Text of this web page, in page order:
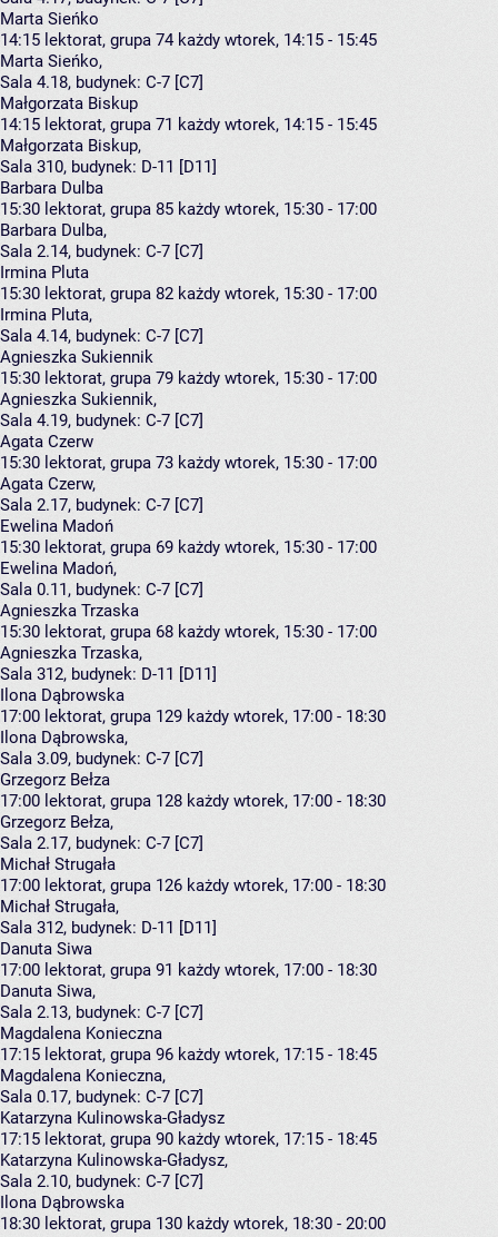
Marta Sieńko
14:15 lektorat, grupa 74 każdy wtorek, 14:15 - 15:45
Marta Sieńko,
Sala 4.18, budynek: C-7 [C7]
Małgorzata Biskup
14:15 lektorat, grupa 71 każdy wtorek, 14:15 - 15:45
Małgorzata Biskup,
Sala 310, budynek: D-11 [D11]
Barbara Dulba
15:30 lektorat, grupa 85 każdy wtorek, 15:30 - 17:00
Barbara Dulba,
Sala 2.14, budynek: C-7 [C7]
Irmina Pluta
15:30 lektorat, grupa 82 każdy wtorek, 15:30 - 17:00
Irmina Pluta,
Sala 4.14, budynek: C-7 [C7]
Agnieszka Sukiennik
15:30 lektorat, grupa 79 każdy wtorek, 15:30 - 17:00
Agnieszka Sukiennik,
Sala 4.19, budynek: C-7 [C7]
Agata Czerw
15:30 lektorat, grupa 73 każdy wtorek, 15:30 - 17:00
Agata Czerw,
Sala 2.17, budynek: C-7 [C7]
Ewelina Madoń
15:30 lektorat, grupa 69 każdy wtorek, 15:30 - 17:00
Ewelina Madoń,
Sala 0.11, budynek: C-7 [C7]
Agnieszka Trzaska
15:30 lektorat, grupa 68 każdy wtorek, 15:30 - 17:00
Agnieszka Trzaska,
Sala 312, budynek: D-11 [D11]
Ilona Dąbrowska
17:00 lektorat, grupa 129 każdy wtorek, 17:00 - 18:30
Ilona Dąbrowska,
Sala 3.09, budynek: C-7 [C7]
Grzegorz Bełza
17:00 lektorat, grupa 128 każdy wtorek, 17:00 - 18:30
Grzegorz Bełza,
Sala 2.17, budynek: C-7 [C7]
Michał Strugała
17:00 lektorat, grupa 126 każdy wtorek, 17:00 - 18:30
Michał Strugała,
Sala 312, budynek: D-11 [D11]
Danuta Siwa
17:00 lektorat, grupa 91 każdy wtorek, 17:00 - 18:30
Danuta Siwa,
Sala 2.13, budynek: C-7 [C7]
Magdalena Konieczna
17:15 lektorat, grupa 96 każdy wtorek, 17:15 - 18:45
Magdalena Konieczna,
Sala 0.17, budynek: C-7 [C7]
Katarzyna Kulinowska-Gładysz
17:15 lektorat, grupa 90 każdy wtorek, 17:15 - 18:45
Katarzyna Kulinowska-Gładysz,
Sala 2.10, budynek: C-7 [C7]
Ilona Dąbrowska
18:30 lektorat, grupa 130 każdy wtorek, 18:30 - 20:00